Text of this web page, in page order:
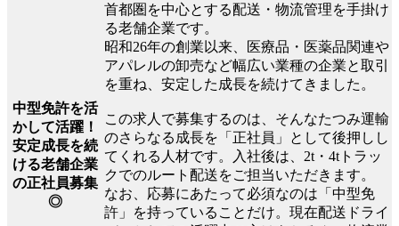
中型免許を活
かして活躍！
安定成長を続
ける老舗企業
の正社員募集
◎
首都圏を中心とする配送・物流管理を手掛け
る老舗企業です。
昭和26年の創業以来、医療品・医薬品関連や
アパレルの卸売など幅広い業種の企業と取引
を重ね、安定した成長を続けてきました。
この求人で募集するのは、そんなたつみ運輸
のさらなる成長を「正社員」として後押しし
てくれる人材です。入社後は、2t・4tトラッ
クでのルート配送をご担当いただきます。
なお、応募にあたって必須なのは「中型免
許」を持っていることだけ。現在配送ドライ